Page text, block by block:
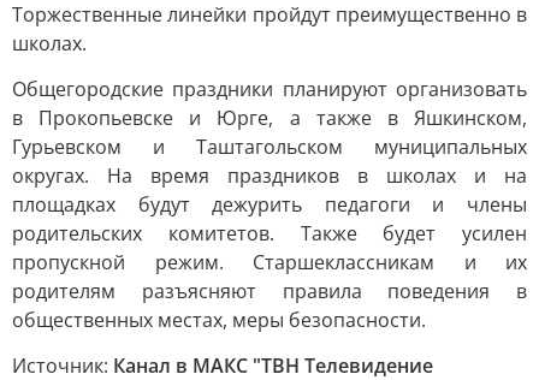
Торжественные линейки пройдут преимущественно в
школах.
Общегородские праздники планируют организовать
в Прокопьевске и Юрге, а также в Яшкинском,
Гурьевском и Таштагольском муниципальных
округах. На время праздников в школах и на
площадках будут дежурить педагоги и члены
родительских комитетов. Также будет усилен
пропускной режим. Старшеклассникам и их
родителям разъясняют правила поведения в
общественных местах, меры безопасности.
Источник: Канал в МАКС "ТВН Телевидение